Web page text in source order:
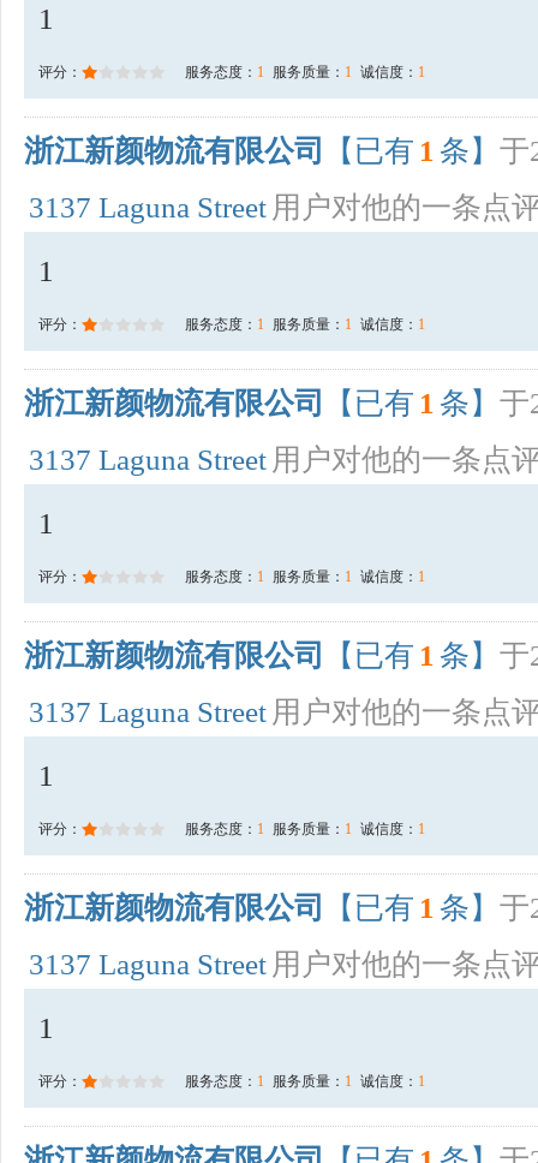
1
评分： 服务态度： 1 服务质量： 1 诚信度： 1
浙江新颜物流有限公司 【已有 1 条】 于
3137 Laguna Street 用户对他的一条点
1
评分： 服务态度： 1 服务质量： 1 诚信度： 1
浙江新颜物流有限公司 【已有 1 条】 于
3137 Laguna Street 用户对他的一条点
1
评分： 服务态度： 1 服务质量： 1 诚信度： 1
浙江新颜物流有限公司 【已有 1 条】 于
3137 Laguna Street 用户对他的一条点
1
评分： 服务态度： 1 服务质量： 1 诚信度： 1
浙江新颜物流有限公司 【已有 1 条】 于
3137 Laguna Street 用户对他的一条点
1
评分： 服务态度： 1 服务质量： 1 诚信度： 1